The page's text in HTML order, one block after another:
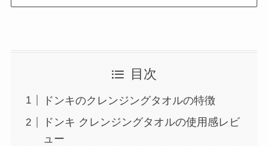
目次
ドンキのクレンジングタオルの特徴
ドンキ クレンジングタオルの使用感レビ
ュー